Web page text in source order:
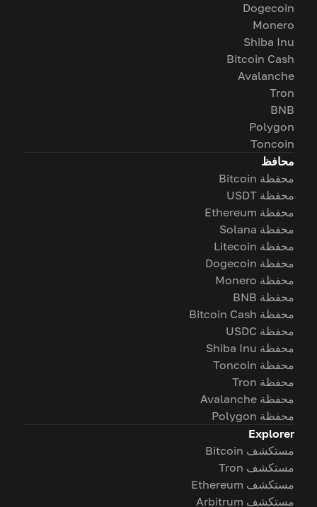
Dogecoin
Monero
Shiba Inu
Bitcoin Cash
Avalanche
Tron
BNB
Polygon
Toncoin
محافظ
محفظة Bitcoin
محفظة USDT
محفظة Ethereum
محفظة Solana
محفظة Litecoin
محفظة Dogecoin
محفظة Monero
محفظة BNB
محفظة Bitcoin Cash
محفظة USDC
محفظة Shiba Inu
محفظة Toncoin
محفظة Tron
محفظة Avalanche
محفظة Polygon
Explorer
مستكشف Bitcoin
مستكشف Tron
مستكشف Ethereum
مستكشف Arbitrum